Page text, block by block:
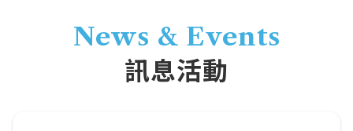
News & Events
訊息活動